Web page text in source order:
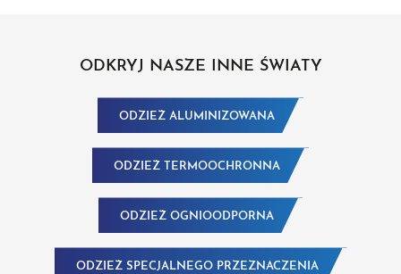
ODKRYJ NASZE INNE ŚWIATY
ODZIEŻ ALUMINIZOWANA
ODZIEŻ TERMOOCHRONNA
ODZIEŻ OGNIOODPORNA
ODZIEŻ SPECJALNEGO PRZEZNACZENIA